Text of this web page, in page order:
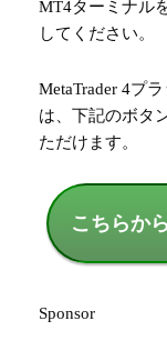
MT4ターミナル
してください。
MetaTrader 4プ
は、下記のボタ
ただけます。
こちらか
Sponsor